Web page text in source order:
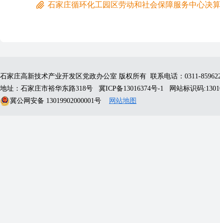
石家庄循环化工园区劳动和社会保障服务中心决